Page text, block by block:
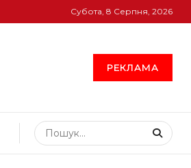
Субота, 8 Серпня, 2026
РЕКЛАМА